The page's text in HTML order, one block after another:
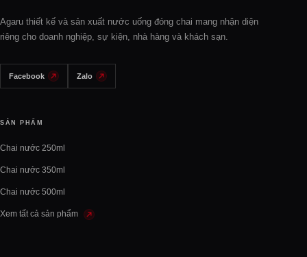
Agaru thiết kế và sản xuất nước uống đóng chai mang nhận diện
riêng cho doanh nghiệp, sự kiện, nhà hàng và khách sạn.
Facebook Zalo
SẢN PHẨM
Chai nước 250ml
Chai nước 350ml
Chai nước 500ml
Xem tất cả sản phẩm